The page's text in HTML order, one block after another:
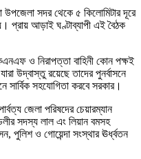
উপজেলা সদর থেকে ৫ কিলোমিটার দূরে
প্রায় আড়াই ঘণ্টাব্যাপী এই বৈঠক
ও নিরাপত্তা বাহিনী কোন পক্ষই
উদ্বাস্তু রয়েছে তাদের পুনর্বাসনে
সার্বিক সহযোগিতা করবে সরকার।
জেলা পরিষদের চেয়ারম্যান
সদস্য লাল এং লিয়ান বমসহ
পুলিশ ও গোয়েন্দা সংস্থার ঊর্ধ্বতন